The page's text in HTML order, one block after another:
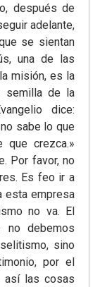
después de
adelante,
se sientan
una de las
misión, es la
semilla de la
dice:
sabe lo que
crezca.»
Por favor, no
Es feo ir a
esta empresa
no va. El
no debemos
sino
por el
así las cosas